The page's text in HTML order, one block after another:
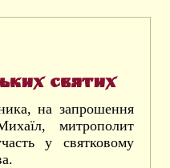
святих
на запрошення
митрополит
у святковому